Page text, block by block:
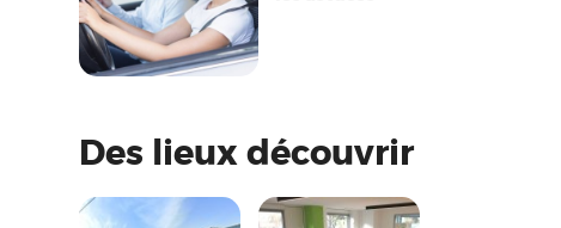
Des lieux découvrir